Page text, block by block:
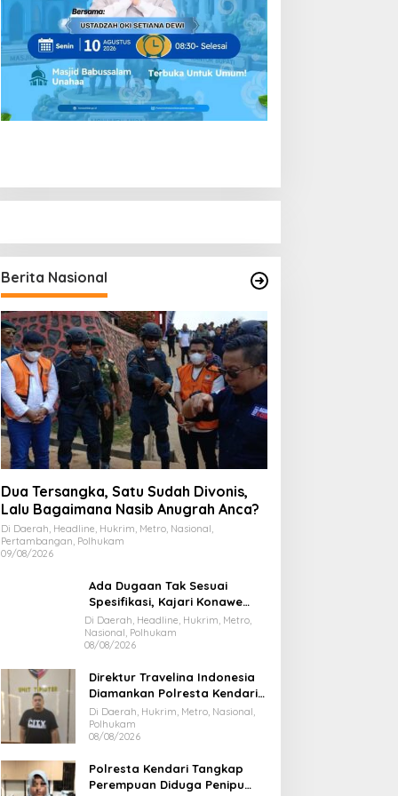
Berita Nasional
Dua Tersangka, Satu Sudah Divonis,
Lalu Bagaimana Nasib Anugrah Anca?
Di Daerah, Headline, Hukrim, Metro, Nasional,
Pertambangan, Polhukam
09/08/2026
Ada Dugaan Tak Sesuai
Spesifikasi, Kajari Konawe
Minta Proyek Pagar
Rupbasan Rp1,9 Miliar
Dihentikan
Di Daerah, Headline, Hukrim, Metro,
Nasional, Polhukam
08/08/2026
Direktur Travelina Indonesia
Diamankan Polresta Kendari,
Kasus Penelantaran Jemaah
Umrah Masuk Babak Baru
Di Daerah, Hukrim, Metro, Nasional,
Polhukam
08/08/2026
Polresta Kendari Tangkap
Perempuan Diduga Penipu